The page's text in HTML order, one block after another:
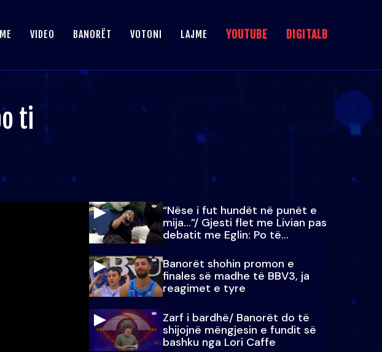
VIDEO BANORËT VOTONI LAJME YOUTUBE DIGITALB
ti
“Nëse i fut hundët në punët e
mija…”/ Gjesti flet me Livian pas
debatit me Eglin: Po të
paralajmëroj
Banorët shohin promon e
finales së madhe të BBV3, ja
reagimet e tyre
Zarf i bardhë/ Banorët do të
shijojnë mëngjesin e fundit së
bashku nga Lori Caffe